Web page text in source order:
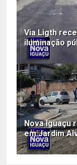
Via Ligth
iluminação
Nova Iguaçu
em Jardim